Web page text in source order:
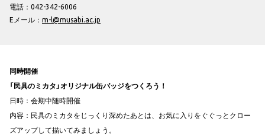
電話：042-342-6006
Eメール： m-l@musabi.ac.jp
同時開催
「民具のミカタ」オリジナル缶バッジをつくろう！
日時：会期中随時開催
内容：民具のミカタをじっくり深めたあとは、お気に入りをぐぐっとクロー
ズアップして描いてみましょう。